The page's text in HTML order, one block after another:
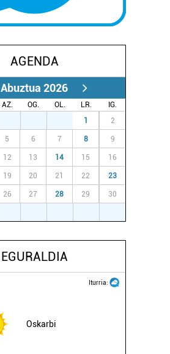
AGENDA
Abuztua 2026
AZ. OG. OL. LR.
IG.
1 2
5 6 7 8 9
12 13 14 15 16
19 20 21 22 23
26 27 28 29 30
EGURALDIA
Iturria:
Oskarbi